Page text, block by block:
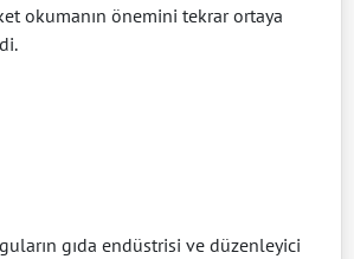
okumanın önemini tekrar ortaya
gıda endüstrisi ve düzenleyici